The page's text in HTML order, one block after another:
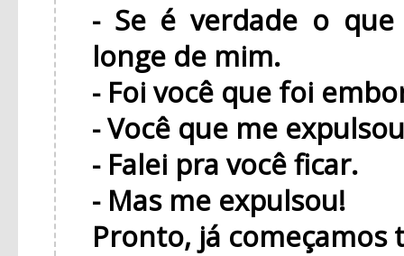
- Se é verdade o
longe de mim.
- Foi você que foi
- Você que me
- Falei pra você ficar.
- Mas me expulsou!
Pronto, já começamos